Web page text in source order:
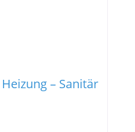
– Sanitär